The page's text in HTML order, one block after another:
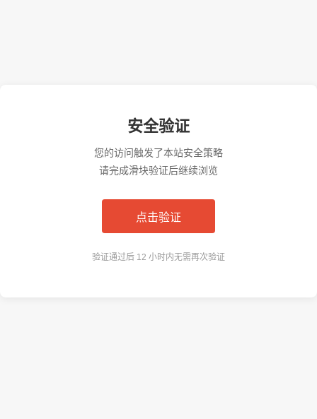
安全验证
您的访问触发了本站安全策略
请完成滑块验证后继续浏览
点击验证
验证通过后 12 小时内无需再次验证